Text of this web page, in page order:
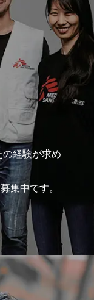
経験が求め
集中です。